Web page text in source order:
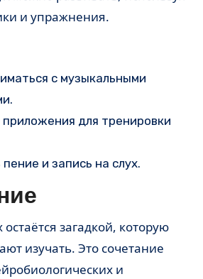
и упражнения.
с музыкальными
приложения для тренировки
и запись на слух.
загадкой, которую
изучать. Это сочетание
и